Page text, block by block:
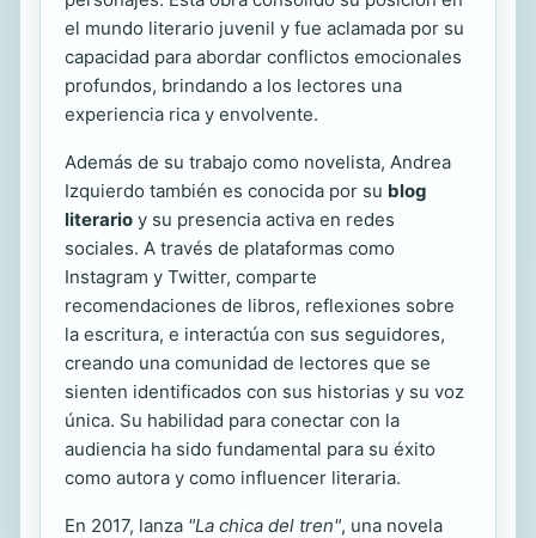
el mundo literario juvenil y fue aclamada por su
capacidad para abordar conflictos emocionales
profundos, brindando a los lectores una
experiencia rica y envolvente.
Además de su trabajo como novelista, Andrea
Izquierdo también es conocida por su blog
literario y su presencia activa en redes
sociales. A través de plataformas como
Instagram y Twitter, comparte
recomendaciones de libros, reflexiones sobre
la escritura, e interactúa con sus seguidores,
creando una comunidad de lectores que se
sienten identificados con sus historias y su voz
única. Su habilidad para conectar con la
audiencia ha sido fundamental para su éxito
como autora y como influencer literaria.
En 2017, lanza "La chica del tren", una novela